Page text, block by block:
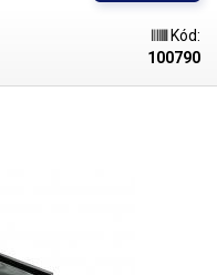
Kód:
100790